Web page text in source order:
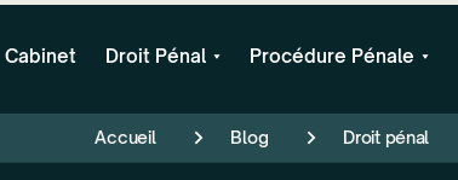
Cabinet Droit Pénal Procédure Pénale
Accueil Blog Droit pénal